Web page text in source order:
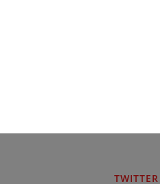
TWITTER